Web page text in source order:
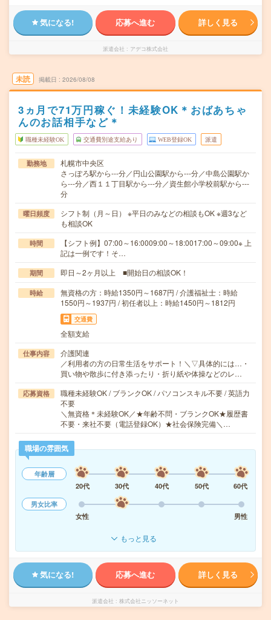
気になる! 応募へ進む 詳しく見る
派遣会社 アデコ株式会社
未読 掲載日 2026/08/08
3ヵ月で71万円稼ぐ！未経験OK＊おばあちゃ
んのお話相手など＊
職種未経験OK 交通費別途支給あり WEB登録OK 派遣
勤務地
札幌市中央区
さっぽろ駅から---分／円山公園駅から---分／中島公園駅か
ら---分／西１１丁目駅から---分／資生館小学校前駅から---
分
曜日頻度
シフト制（月～日） ※平日のみなどの相談もOK ※週3など
も相談OK
時間
【シフト例】07:00～16:0009:00～18:0017:00～09:00※ 上
記は一例です！そ…
期間 即日～2ヶ月以上 ■開始日の相談OK！
時給
無資格の方：時給1350円～1687円 / 介護福祉士：時給
1550円～1937円 / 初任者以上：時給1450円～1812円
交通費
全額支給
仕事内容
介護関連
／利用者の方の日常生活をサポート！＼▽具体的には…・
買い物や散歩に付き添ったり・折り紙や体操などのレ…
応募資格
職種未経験OK / ブランクOK / パソコンスキル不要 / 英語力
不要
＼無資格＊未経験OK／★年齢不問・ブランクOK★履歴書
不要・来社不要（電話登録OK）★社会保険完備＼…
職場の雰囲気
年齢層
20代
30代 40代 50代
60代
男女比率
女性
男性
もっと見る
気になる! 応募へ進む 詳しく見る
派遣会社 株式会社ニッソーネット